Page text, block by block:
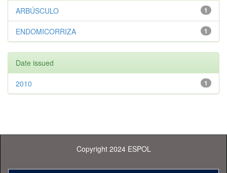
1
ARBÚSCULO
1
ENDOMICORRIZA
Date issued
1
2010
Copyright 2024 ESPOL